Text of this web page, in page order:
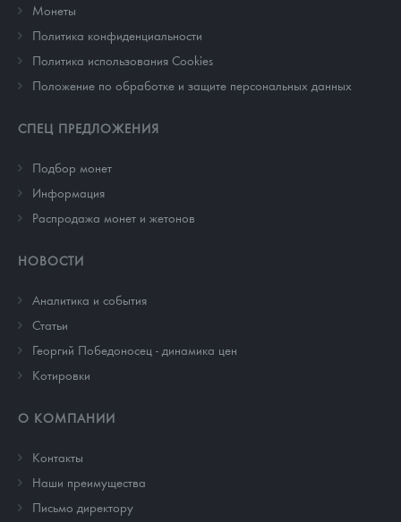
Монеты
Политика конфиденциальности
Политика использования Cookies
Положение по обработке и защите персональных данных
СПЕЦ ПРЕДЛОЖЕНИЯ
Подбор монет
Информация
Распродажа монет и жетонов
НОВОСТИ
Аналитика и события
Cтатьи
Георгий Победоносец - динамика цен
Котировки
О КОМПАНИИ
Контакты
Наши преимущества
Письмо директору